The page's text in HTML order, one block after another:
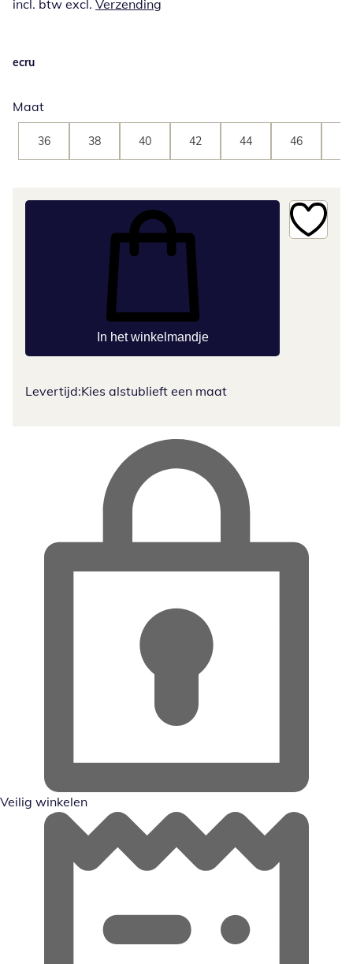
incl. btw excl. Verzending
ecru
Maat
36 38 40 42 44 46
In het winkelmandje
Levertijd:Kies alstublieft een maat
Veilig winkelen